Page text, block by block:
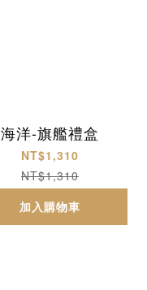
海洋-旗艦禮盒
NT$1,310
NT$1,310
加入購物車